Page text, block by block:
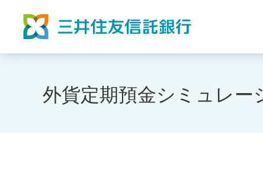
外貨定期預金シミュレー